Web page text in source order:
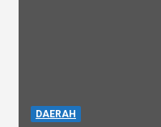
DAERAH